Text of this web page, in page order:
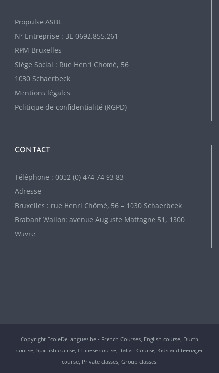
Propulse ASBL
N° Entreprise : BE 0692.855.261
RPM Bruxelles
Siège Social : Rue Henri Chomé, 56
1030 Schaerbeek
Mentions légales
Politique de confidentialité (RGPD)
CONTACT
Téléphone : 0032 (0) 474 74 93 83
Adresse :
Bruxelles : rue Henri Chômé, 56 – 1030 Schaerbeek
Brabant Wallon: avenue Auguste Mattagne 51, 1300
Wavre
Copyright EcoleDeLangues.be - French Courses, English course, Ducth
course, Spanish course, Chinese course, Italian Course, Kids and teenager
course, Private classes, Group classes.